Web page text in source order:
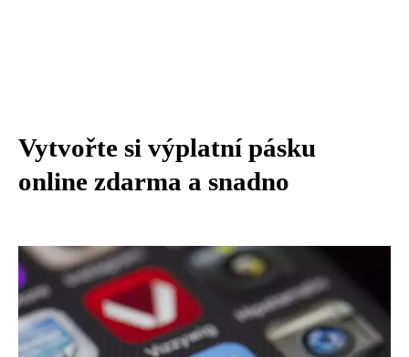
Vytvořte si výplatní pásku
online zdarma a snadno